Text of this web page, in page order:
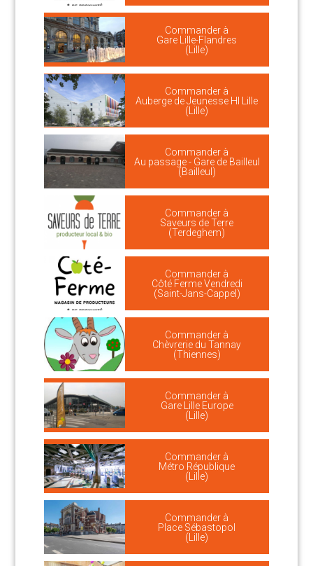
Commander à
Gare Lille-Flandres
(Lille)
Commander à
Auberge de Jeunesse HI Lille
(Lille)
Commander à
Au passage - Gare de Bailleul
(Bailleul)
Commander à
Saveurs de Terre
(Terdeghem)
Commander à
Côté Ferme Vendredi
(Saint-Jans-Cappel)
Commander à
Chèvrerie du Tannay
(Thiennes)
Commander à
Gare Lille Europe
(Lille)
Commander à
Métro République
(Lille)
Commander à
Place Sébastopol
(Lille)